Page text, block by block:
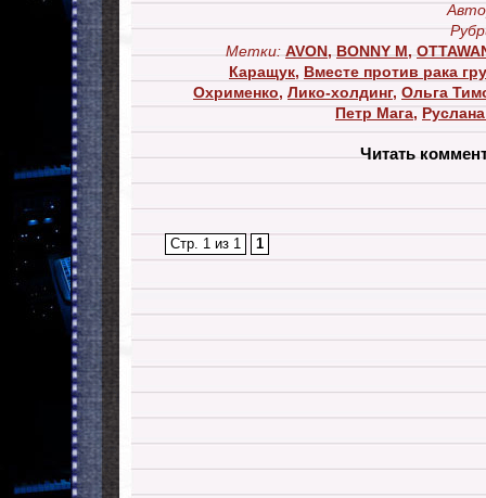
Метки: AVON,BONNY M,
Каращук, Вместе против рака
Охрименко, Лико-холдинг, Ольга
Петр Мага,
Читать
Стр. 1 из 1 1